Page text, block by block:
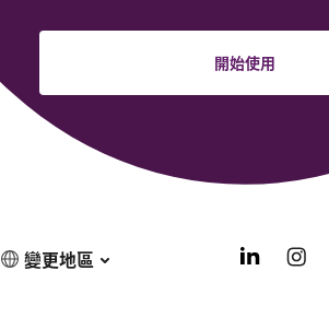
開始使用
變更地區